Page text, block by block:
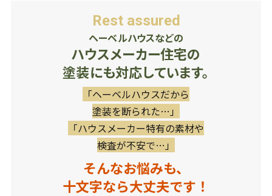
Rest assured
ヘーベルハウスなどの
ハウスメーカー住宅の
塗装にも対応しています。
「ヘーベルハウスだから
塗装を断られた…」
「ハウスメーカー特有の素材や
検査が不安で…」
そんなお悩みも、
十文字なら大丈夫です！